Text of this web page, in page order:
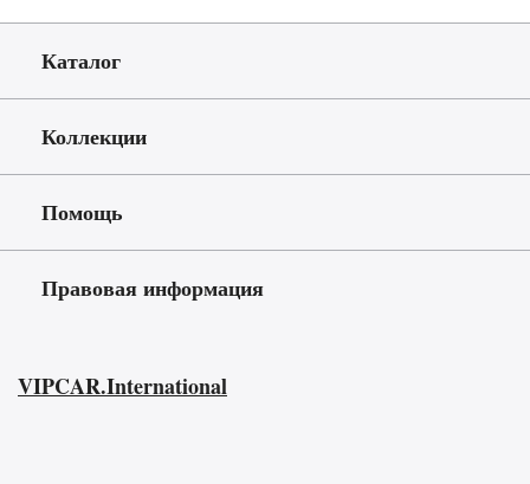
Каталог
Коллекции
Помощь
Правовая информация
VIPCAR.International